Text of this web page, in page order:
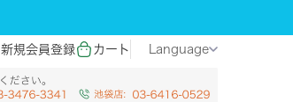
新規会員登録 カート Language